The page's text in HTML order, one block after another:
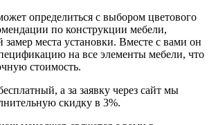
определиться с выбором цветового
по конструкции мебели,
замер места установки. Вместе с вами он
на все элементы мебели, что
стоимость.
, а за заявку через сайт мы
скидку в 3%.